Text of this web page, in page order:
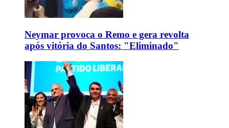
Neymar provoca o Remo e gera revolta
após vitória do Santos: "Eliminado"